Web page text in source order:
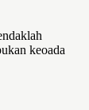
keoada